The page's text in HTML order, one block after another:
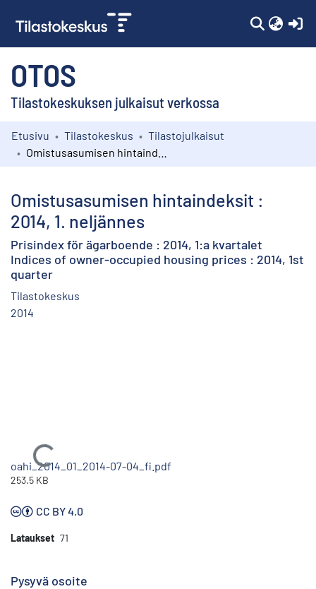
OTOS
Tilastokeskuksen julkaisut verkossa
Kokoelmat
Etusivu Tilastokeskus
Tilastojulkaisut
Omistusasumisen hintaindeksit :
2014, 1. neljännes
Prisindex för ägarboende : 2014, 1:a kvartalet
Indices of owner-occupied housing prices : 2014, 1st
quarter
Tilastokeskus
2014
Ladataan...
oahi_2014_01_2014-07-04_fi.pdf
253.5 KB
CC BY 4.0
Lataukset 71
Pysyvä osoite